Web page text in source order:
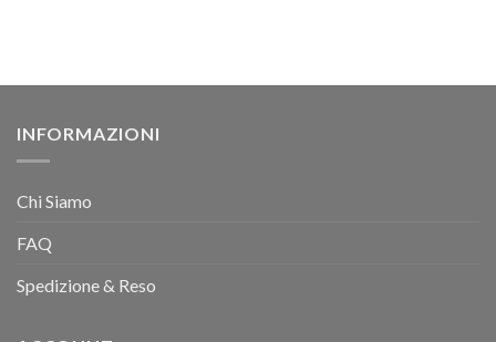
INFORMAZIONI
Chi Siamo
FAQ
Spedizione & Reso